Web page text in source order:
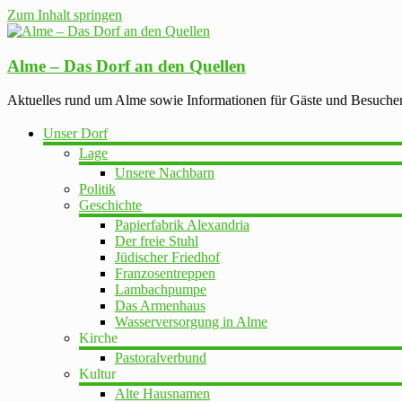
Zum Inhalt springen
Alme – Das Dorf an den Quellen
Aktuelles rund um Alme sowie Informationen für Gäste und
Unser Dorf
Lage
Unsere Nachbarn
Politik
Geschichte
Papierfabrik Alexandria
Der freie Stuhl
Jüdischer Friedhof
Franzosentreppen
Lambachpumpe
Das Armenhaus
Wasserversorgung in Alme
Kirche
Pastoralverbund
Kultur
Alte Hausnamen